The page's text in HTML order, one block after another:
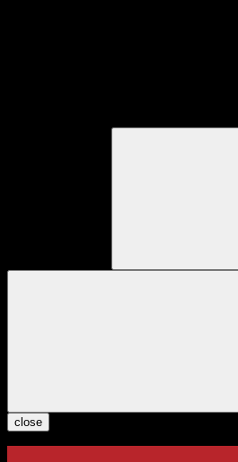
close